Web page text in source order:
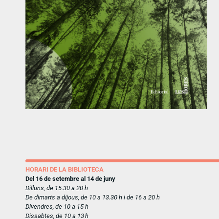
HORARI DE LA BIBLIOTECA
Del 16 de setembre al 14 de juny
Dilluns, de 15.30 a 20 h
De dimarts a dijous, de 10 a 13.30 h i de 16 a 20 h
Divendres, de 10 a 15 h
Dissabtes, de 10 a 13 h